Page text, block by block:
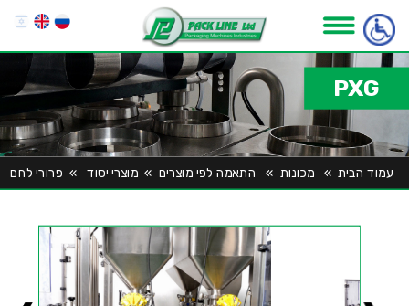
PXG
עמוד הבית» מכונות » התאמה לפי מוצרים » מוצרי יסוד» פרורי לחם